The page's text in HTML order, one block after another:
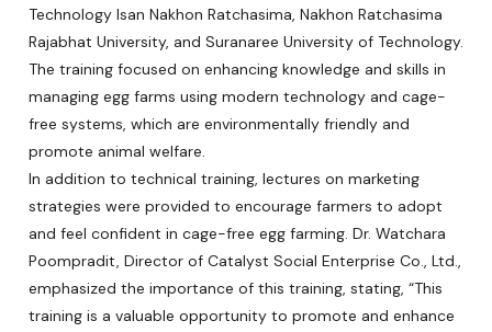
Technology Isan Nakhon Ratchasima, Nakhon Ratchasima
Rajabhat University, and Suranaree University of Technology.
The training focused on enhancing knowledge and skills in
managing egg farms using modern technology and cage-
free systems, which are environmentally friendly and
promote animal welfare.
In addition to technical training, lectures on marketing
strategies were provided to encourage farmers to adopt
and feel confident in cage-free egg farming. Dr. Watchara
Poompradit, Director of Catalyst Social Enterprise Co., Ltd.,
emphasized the importance of this training, stating, “This
training is a valuable opportunity to promote and enhance